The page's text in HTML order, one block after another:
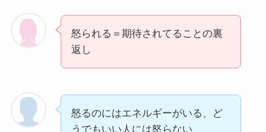
怒られる＝期待されてることの裏
返し
怒るのにはエネルギーがいる、ど
うでもいい人には怒らない